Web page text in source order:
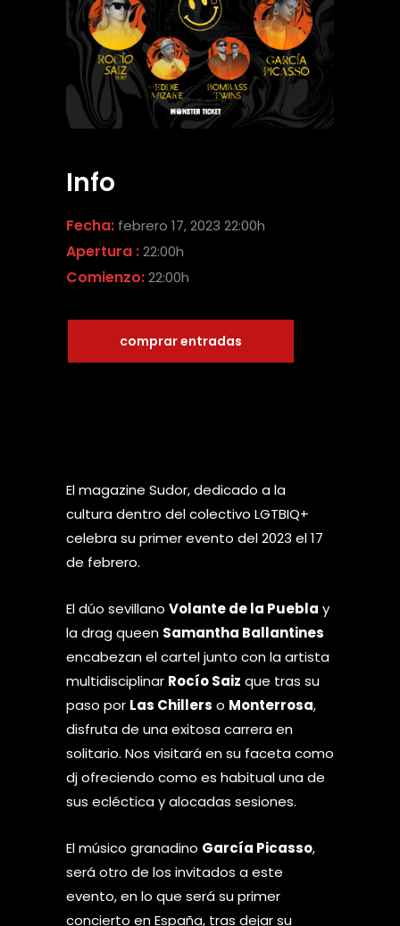
Info
Fecha: febrero 17, 2023 22:00h
Apertura :22:00h
Comienzo:22:00h
comprar entradas
El magazine Sudor, dedicado a la
cultura dentro del colectivo LGTBIQ+
celebra su primer evento del 2023 el 17
de febrero.
El dúo sevillano Volante de la Puebla y
la drag queen Samantha Ballantines
encabezan el cartel junto con la artista
multidisciplinar Rocío Saiz que tras su
paso por Las Chillers o Monterrosa,
disfruta de una exitosa carrera en
solitario. Nos visitará en su faceta como
dj ofreciendo como es habitual una de
sus ecléctica y alocadas sesiones.
El músico granadino García Picasso,
será otro de los invitados a este
evento, en lo que será su primer
concierto en España, tras dejar su